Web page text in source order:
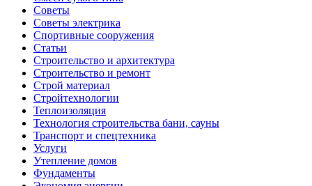
Советы
Советы электрика
Спортивные сооружения
Статьи
Строительство и архитектура
Строительство и ремонт
Строй материал
Стройтехнологии
Теплоизоляция
Технология строительства бани, сауны
Транспорт и спецтехника
Услуги
Утепление домов
Фундаменты